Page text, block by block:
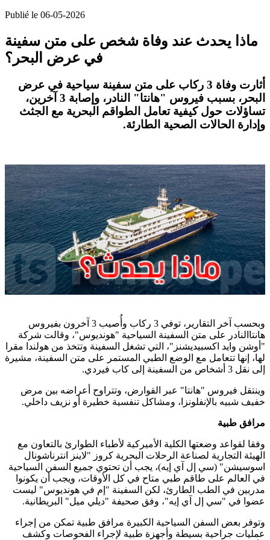
Publié le 06-05-2026
ماذا يحدث عند وفاة شخص على متن سفينة
في عرض البحر؟
أثارت وفاة 3 ركاب على متن سفينة سياحية في عرض
البحر، بسبب فيروس "هانتا" النادر، وإصابة 3 آخرين،
تساؤلات حول كيفية تعامل الطواقم البحرية مع الجثث
وإدارة الحالات الصحية الطارئة.
وبحسب آخر التقارير، توفي 3 ركاب وأُصيب 3 آخرون بفيروس
هانتاالنادر على متن السفينة السياحية "هونديوس"، وقالت شركة
"أوشن وايد اكسبيديشنز"، التي تشغل السفينة وتتخذ من هولندا مقرا
لها، إنها تتعامل مع الوضع الطبي المستمر على متن السفينة، مشيرة
إلى نقل 3 أشخاص من السفينة إلى كاب فيردي
.
وينتقل فيروس "هانتا" عبر القوارض، وتتراوح أعراضه بين مرض
خفيف شبيه بالإنفلونزا، ومشاكل تنفسية خطيرة أو نزيف داخلي.
مرافق طبية
وفقا لقواعد وضعتها الكلية الأميركية لأطباء الطوارئ بالتعاون مع
الهيئة التجارية لصناعة الرحلات البحرية كروز "لاينز انترناشونال
اسوسيشن" (سي إل آي إيه)، يجب أن تحتوي جميع السفن السياحية
في العالم على طاقم طبي متاح في كل الأوقات، ويجب أن يكونوا
مدربين في الطب الطارئ، لكن السفينة "إم في هونديوس" ليست
عضوا في "سي إل آي إيه"، وفق صحيفة "ديلي ميل" البريطانية.
وتوفر بعض السفن السياحية الكبيرة مرافق طبية تمكن من إجراء
عمليات جراحية بسيطة وأجهزة طبية لإجراء الفحوصات وكشف